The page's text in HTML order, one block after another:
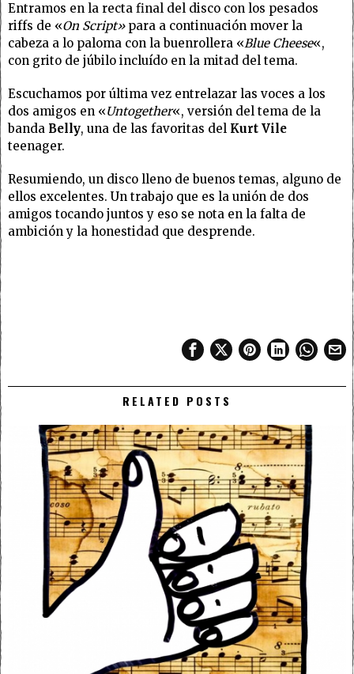
Entramos en la recta final del disco con los pesados
riffs de «On Script»para a continuación mover la
cabeza a lo paloma con la buenrollera «Blue Cheese«,
con grito de júbilo incluído en la mitad del tema.
Escuchamos por última vez entrelazar las voces a los
dos amigos en «Untogether«, versión del tema de la
banda Belly, una de las favoritas del Kurt Vile
teenager.
Resumiendo, un disco lleno de buenos temas, alguno de
ellos excelentes. Un trabajo que es la unión de dos
amigos tocando juntos y eso se nota en la falta de
ambición y la honestidad que desprende.
RELATED POSTS